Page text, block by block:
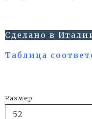
Сделано в
Таблица
Размер